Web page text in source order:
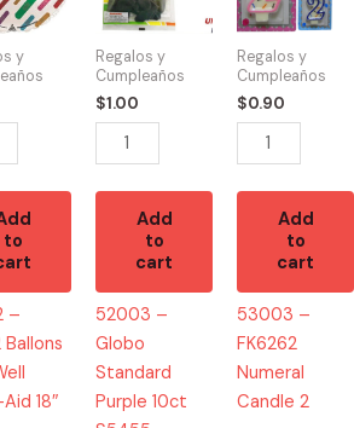
y
to
–
Ballons
18″
Regalos y
Cumpleaños
$1.00
Standard
Purple
10ct
S5455
quantity
Add
to
cart
52003 –
Globo
Standard
Purple 10ct
Regalos y
Cumpleaños
$0.90
Numeral
Candle
2
quantity
Add
to
cart
53003 –
FK6262
Numeral
Candle 2